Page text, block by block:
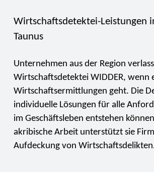
Wirtschaftsdetektei-Leistungen
Taunus
Unternehmen aus der Region
Wirtschaftsdetektei WIDDER, wenn
Wirtschaftsermittlungen geht. Die
individuelle Lösungen für alle
im Geschäftsleben entstehen
akribische Arbeit unterstützt sie
Aufdeckung von